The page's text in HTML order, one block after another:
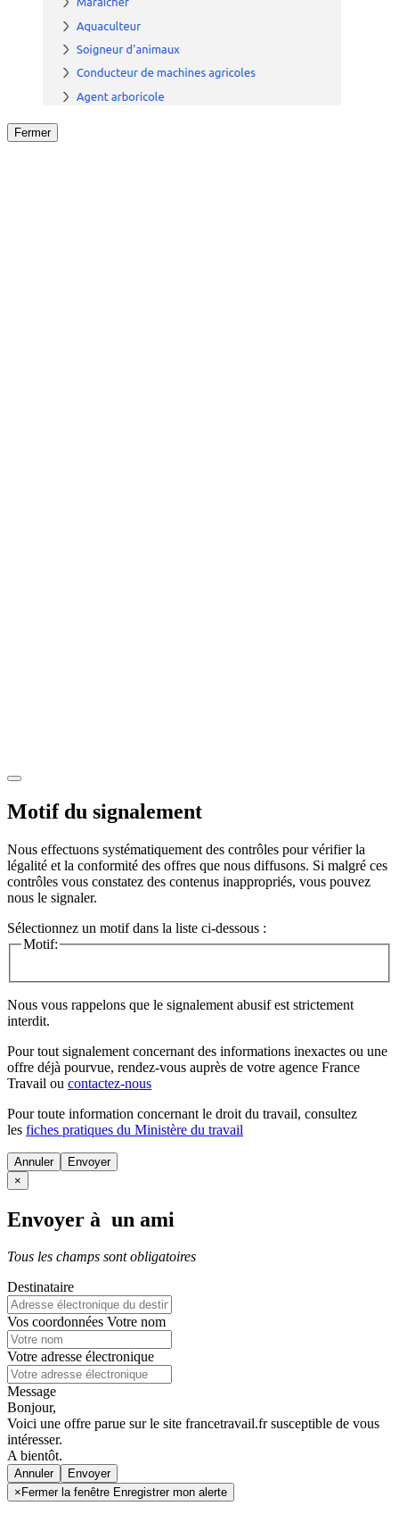
Fermer
Motif du signalement
Nous effectuons systématiquement des contrôles pour vérifier la
légalité et la conformité des offres que nous diffusons. Si malgré ces
contrôles vous constatez des contenus inappropriés, vous pouvez
nous le signaler.
Sélectionnez un motif dans la liste ci-dessous :
Motif:
Nous vous rappelons que le signalement abusif est strictement
interdit.
Pour tout signalement concernant des informations inexactes ou une
offre déjà pourvue, rendez-vous auprès de votre agence France
Travail ou contactez-nous
Pour toute information concernant le droit du travail, consultez
les fiches pratiques du Ministère du travail
Annuler
×
Envoyer à un ami
Tous les champs sont obligatoires
Destinataire
Vos coordonnées Votre nom
Votre adresse électronique
Message
Bonjour,
Voici une offre parue sur le site francetravail.fr susceptible de vous
intéresser.
A bientôt.
Annuler
× Fermer la fenêtre Enregistrer mon alerte